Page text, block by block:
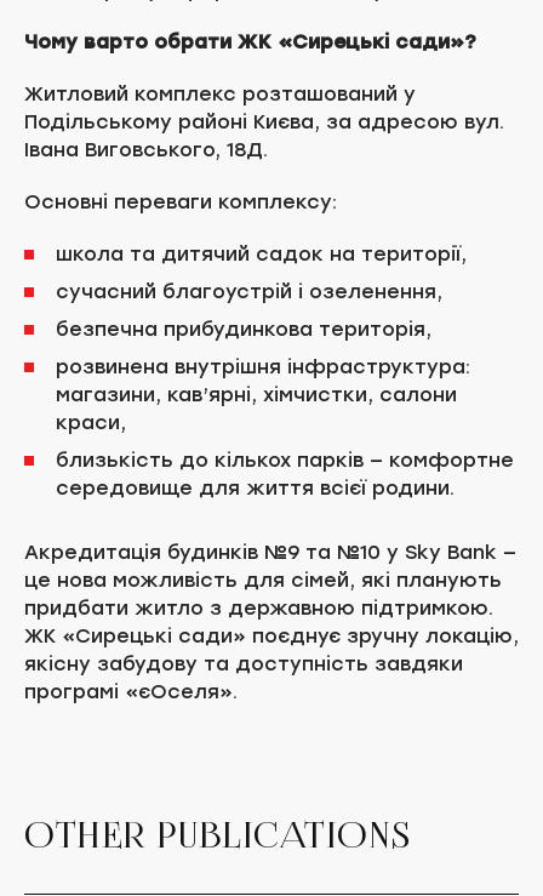
Чому варто обрати ЖК «Сирецькі сади»?
Житловий комплекс розташований у
Подільському районі Києва, за адресою вул.
Івана Виговського, 18Д.
Основні переваги комплексу:
школа та дитячий садок на території,
сучасний благоустрій і озеленення,
безпечна прибудинкова територія,
розвинена внутрішня інфраструктура:
магазини, кав’ярні, хімчистки, салони
краси,
близькість до кількох парків — комфортне
середовище для життя всієї родини.
Акредитація будинків №9 та №10 у Sky Bank —
це нова можливість для сімей, які планують
придбати житло з державною підтримкою.
ЖК «Сирецькі сади» поєднує зручну локацію,
якісну забудову та доступність завдяки
програмі «єОселя».
OTHER PUBLICATIONS